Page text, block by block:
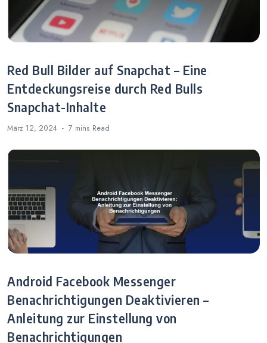
Red Bull Bilder auf Snapchat – Eine
Entdeckungsreise durch Red Bulls
Snapchat-Inhalte
März 12, 2024 7 mins Read
Android Facebook Messenger
Benachrichtigungen Deaktivieren –
Anleitung zur Einstellung von
Benachrichtigungen